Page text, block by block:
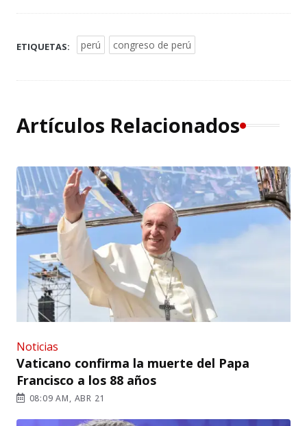
ETIQUETAS: perú congreso de perú
Artículos Relacionados
Noticias
Vaticano confirma la muerte del Papa
Francisco a los 88 años
08:09 AM, ABR 21